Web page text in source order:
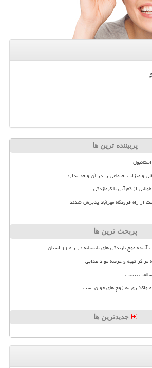
پربیننده ترین ها
و منزلت اجتماعی را در آن واحد ندارد
از کم آبی تا گرمازدگی
پربحث ترین ها
مراکز تهیه و عرضه مواد غذایی
سلامت نیست
جدیدترین ها